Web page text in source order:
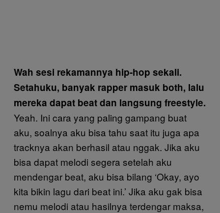
Wah sesi rekamannya hip-hop sekali.
Setahuku, banyak rapper masuk both, lalu
mereka dapat beat dan langsung freestyle.
Yeah. Ini cara yang paling gampang buat
aku, soalnya aku bisa tahu saat itu juga apa
tracknya akan berhasil atau nggak. Jika aku
bisa dapat melodi segera setelah aku
mendengar beat, aku bisa bilang ‘Okay, ayo
kita bikin lagu dari beat ini.’ Jika aku gak bisa
nemu melodi atau hasilnya terdengar maksa,